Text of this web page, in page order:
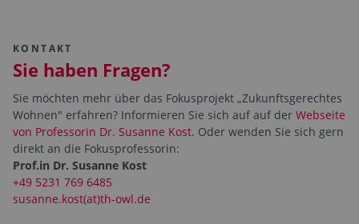
KONTAKT
Sie haben Fragen?
Sie möchten mehr über das Fokusprojekt „Zukunftsgerechtes
Wohnen" erfahren? Informieren Sie sich auf auf der Webseite
von Professorin Dr. Susanne Kost. Oder wenden Sie sich gern
direkt an die Fokusprofessorin:
Prof.in Dr. Susanne Kost
+49 5231 769 6485
susanne.kost(at)th-owl.de